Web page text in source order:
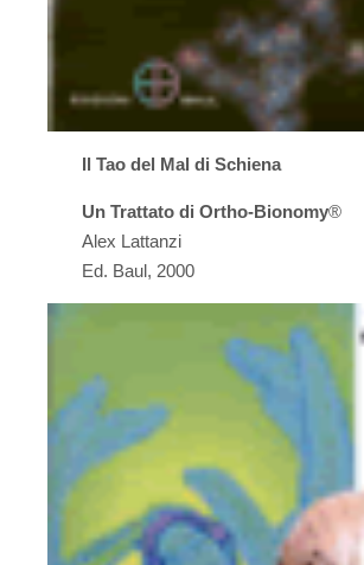
Il Tao del Mal di Schiena
Un Trattato di Ortho-Bionomy®
Alex Lattanzi
Ed. Baul, 2000